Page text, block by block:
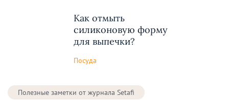
Как отмыть
силиконовую форму
для выпечки?
Посуда
Полезные заметки от журнала Setafi